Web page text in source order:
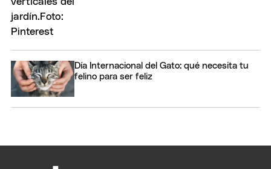
Día Internacional del Gato: qué necesita tu
felino para ser feliz